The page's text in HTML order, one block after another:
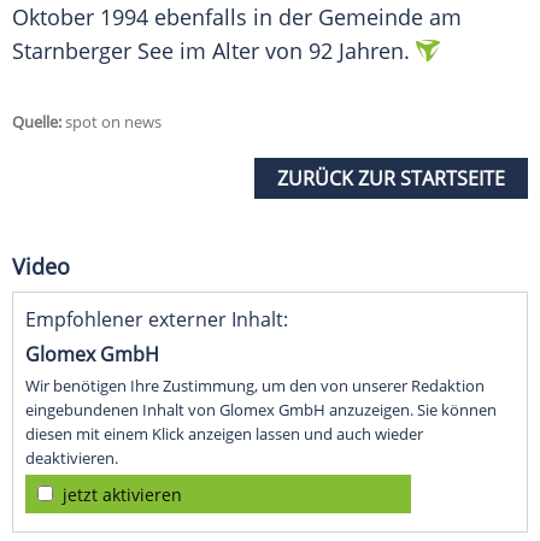
Oktober 1994 ebenfalls in der Gemeinde am
Starnberger See im Alter von 92 Jahren.
Quelle:spot on news
ZURÜCK ZUR STARTSEITE
Video
Empfohlener externer Inhalt:
Glomex GmbH
Wir benötigen Ihre Zustimmung, um den von unserer Redaktion
eingebundenen Inhalt von Glomex GmbH anzuzeigen. Sie können
diesen mit einem Klick anzeigen lassen und auch wieder
deaktivieren.
jetzt aktivieren